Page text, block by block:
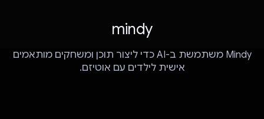
mindy
Mindy משתמשת ב-AI כדי ליצור תוכן ומשחקים מותאמים
אישית לילדים עם אוטיזם.